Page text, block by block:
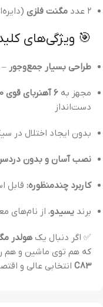
۲ عدد مگنت فلزی
🎯 ویژگی‌های
طراحی بسیار جمع‌وجور – فقط
مجهز به ۶ آهنربای قوی N50
دست‌انداز
بدون ایجاد اختلال در
نصب آسان و بدون دردسر
کاربرد چندمنظوره: قابل
برند یسیدو، از نام‌های
✅ اگر دنبال یک هولدر
که هم توی ماشین و هم
C83 انتخابی عالی و